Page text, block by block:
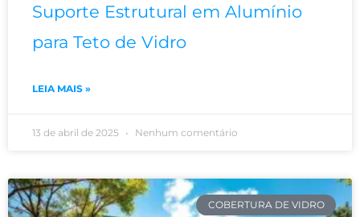
Suporte Estrutural em Alumínio
para Teto de Vidro
LEIA MAIS »
13 de abril de 2025 Nenhum comentário
COBERTURA DE VIDRO